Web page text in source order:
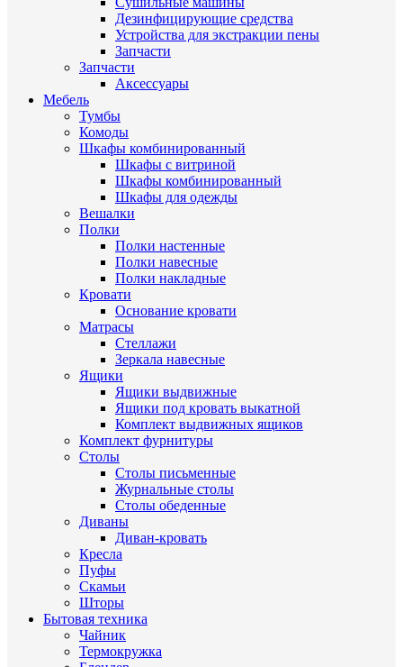
Дезинфицирующие средства
Устройства для экстракции пены
Запчасти
Запчасти
Аксессуары
Мебель
Тумбы
Комоды
Шкафы комбинированный
Шкафы с витриной
Шкафы комбинированный
Шкафы для одежды
Вешалки
Полки
Полки настенные
Полки навесные
Полки накладные
Кровати
Основание кровати
Матрасы
Стеллажи
Зеркала навесные
Ящики
Ящики выдвижные
Ящики под кровать выкатной
Комплект выдвижных ящиков
Комплект фурнитуры
Столы
Столы письменные
Журнальные cтолы
Столы обеденные
Диваны
Диван-кровать
Кресла
Пуфы
Скамьи
Шторы
Бытовая техника
Чайник
Термокружка